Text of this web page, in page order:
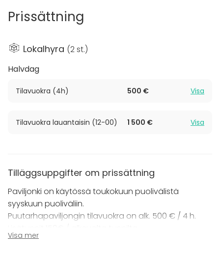
Istuvan ruokailun pystymme toteuttamaan max. 40
Vaihmalan Hovin upea päärakennus,
puutarhapaviljonki ja ympäröivä puutarha tarjoaa
omenapuiden katveessa? Vihkiminen ja tanssit
toiveidenne mukaisesti.
Prissättning
Lokalhyra (2 st.)
Halvdag
Tilavuokra (4h) 500 € Visa
Tilavuokra lauantaisin (12-00) 1 500 € Visa
Tilläggsuppgifter om prissättning
Paviljonki on käytössä toukokuun puolivälistä
syyskuun puoliväliin.
Puutarhapaviljongin tilavuokra on alk. 500 € / 4 h.
Sunnuntaisin (ja klo 24 jälkeen) lisätunnit 200€ /
Visa mer